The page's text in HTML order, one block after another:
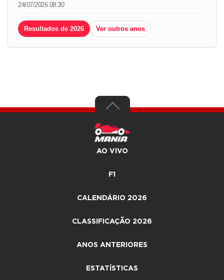
24/07/2026 08:30
Resultados de 2026 Ver outros anos
AO VIVO
F1
CALENDÁRIO 2026
CLASSIFICAÇÃO 2026
ANOS ANTERIORES
ESTATÍSTICAS